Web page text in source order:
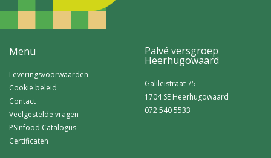
Menu
Leveringsvoorwaarden
Cookie beleid
Contact
Veelgestelde vragen
PSInfood Catalogus
Certificaten
Palvé versgroep
Heerhugowaard
Galileistraat 75
1704 SE Heerhugowaard
072 540 5533